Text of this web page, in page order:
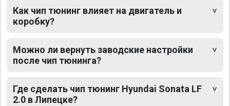
Как чип тюнинг влияет на двигатель и
коробку?
Можно ли вернуть заводские настройки
после чип тюнинга?
Где сделать чип тюнинг Hyundai Sonata LF
2.0 в Липецке?